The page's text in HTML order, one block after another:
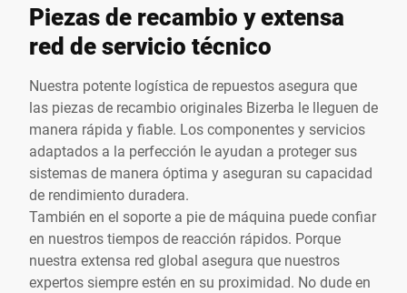
Piezas de recambio y extensa
red de servicio técnico
Nuestra potente logística de repuestos asegura que
las piezas de recambio originales Bizerba le lleguen de
manera rápida y fiable. Los componentes y servicios
adaptados a la perfección le ayudan a proteger sus
sistemas de manera óptima y aseguran su capacidad
de rendimiento duradera.
También en el soporte a pie de máquina puede confiar
en nuestros tiempos de reacción rápidos. Porque
nuestra extensa red global asegura que nuestros
expertos siempre estén en su proximidad. No dude en